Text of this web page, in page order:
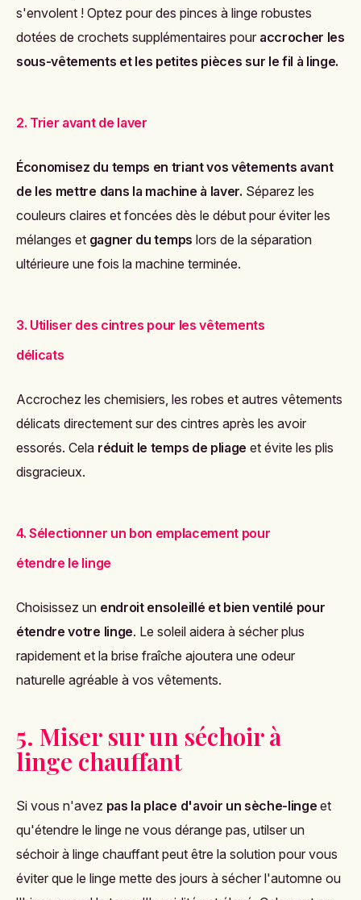
s'envolent ! Optez pour des pinces à linge robustes
dotées de crochets supplémentaires pour accrocher les
sous-vêtements et les petites pièces sur le fil à linge.
2. Trier avant de laver
Économisez du temps en triant vos vêtements avant
de les mettre dans la machine à laver. Séparez les
couleurs claires et foncées dès le début pour éviter les
mélanges et gagner du temps lors de la séparation
ultérieure une fois la machine terminée.
3. Utiliser des cintres pour les vêtements
délicats
Accrochez les chemisiers, les robes et autres vêtements
délicats directement sur des cintres après les avoir
essorés. Cela réduit le temps de pliage et évite les plis
disgracieux.
4. Sélectionner un bon emplacement pour
étendre le linge
Choisissez un endroit ensoleillé et bien ventilé pour
étendre votre linge. Le soleil aidera à sécher plus
rapidement et la brise fraîche ajoutera une odeur
naturelle agréable à vos vêtements.
5. Miser sur un séchoir à
linge chauffant
Si vous n'avez pas la place d'avoir un sèche-linge et
qu'étendre le linge ne vous dérange pas, utilser un
séchoir à linge chauffant peut être la solution pour vous
éviter que le linge mette des jours à sécher l'automne ou